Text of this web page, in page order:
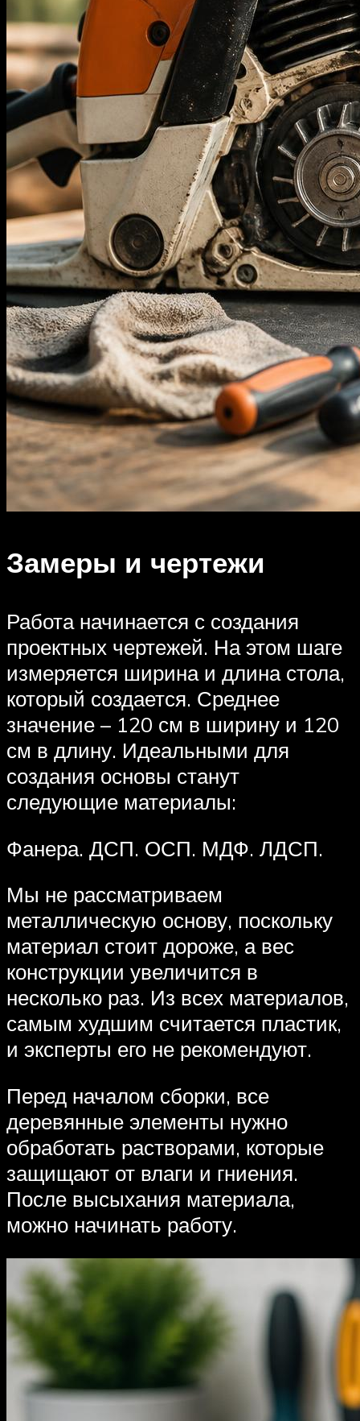
Замеры и чертежи
Работа начинается с создания
проектных чертежей. На этом шаге
измеряется ширина и длина стола,
который создается. Среднее
значение – 120 см в ширину и 120
см в длину. Идеальными для
создания основы станут
следующие материалы:
Фанера. ДСП. ОСП. МДФ. ЛДСП.
Мы не рассматриваем
металлическую основу, поскольку
материал стоит дороже, а вес
конструкции увеличится в
несколько раз. Из всех материалов,
самым худшим считается пластик,
и эксперты его не рекомендуют.
Перед началом сборки, все
деревянные элементы нужно
обработать растворами, которые
защищают от влаги и гниения.
После высыхания материала,
можно начинать работу.